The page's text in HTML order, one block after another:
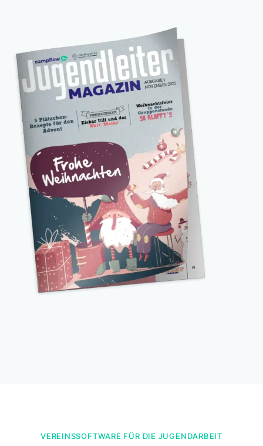
VEREINSSOFTWARE FÜR DIE JUGENDARBEIT